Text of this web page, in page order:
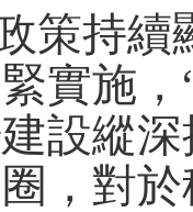
策持續
實施
設縱
，對